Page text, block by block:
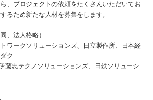
、プロジェクトの依頼をたくさんいただいてお
るため新たな人材を募集をします。
、法人格略）
ワークソリューションズ、日立製作所、日本経
ク
藤忠テクノソリューションズ、日鉄ソリューシ